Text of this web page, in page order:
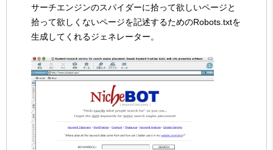
サーチエンジンのスパイダーに拾って欲しいページと
拾って欲しくないページを記述するためのRobots.txtを
生成してくれるジェネレーター。